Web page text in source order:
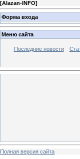
[Alazan-INFO]
Форма входа
Меню сайта
Последние новости
Полная версия сайта